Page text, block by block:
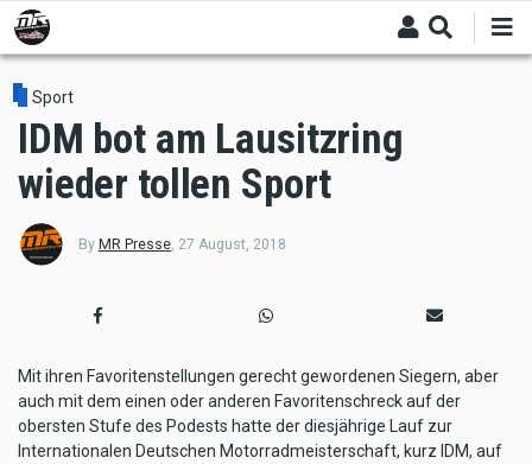
Skip
to
main
content
Sport
IDM bot am Lausitzring
wieder tollen Sport
By MR Presse, 27 August, 2018
Mit ihren Favoritenstellungen gerecht gewordenen Siegern, aber
auch mit dem einen oder anderen Favoritenschreck auf der
obersten Stufe des Podests hatte der diesjährige Lauf zur
Internationalen Deutschen Motorradmeisterschaft, kurz IDM, auf